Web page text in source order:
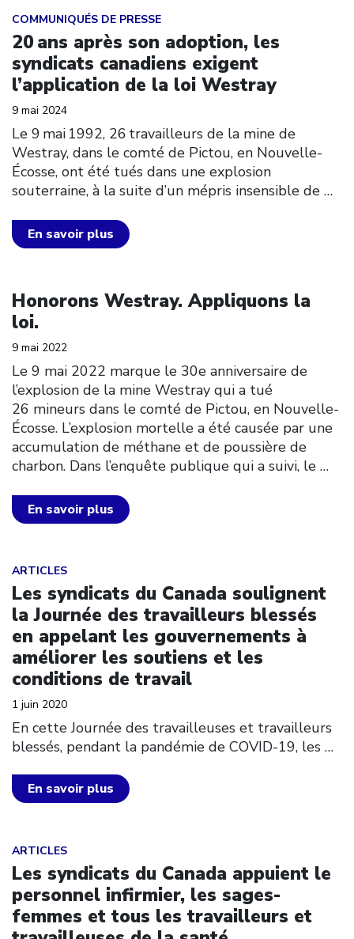
COMMUNIQUÉS DE PRESSE
20 ans après son adoption, les
syndicats canadiens exigent
l’application de la loi Westray
9 mai 2024
Le 9 mai 1992, 26 travailleurs de la mine de
Westray, dans le comté de Pictou, en Nouvelle-
Écosse, ont été tués dans une explosion
souterraine, à la suite d’un mépris insensible de …
En savoir plus
Click to open the link
Honorons Westray. Appliquons la
loi.
9 mai 2022
Le 9 mai 2022 marque le 30e anniversaire de
l’explosion de la mine Westray qui a tué
26 mineurs dans le comté de Pictou, en Nouvelle-
Écosse. L’explosion mortelle a été causée par une
accumulation de méthane et de poussière de
charbon. Dans l’enquête publique qui a suivi, le …
En savoir plus
ARTICLES
Les syndicats du Canada soulignent
la Journée des travailleurs blessés
en appelant les gouvernements à
améliorer les soutiens et les
conditions de travail
1 juin 2020
En cette Journée des travailleuses et travailleurs
blessés, pendant la pandémie de COVID-19, les …
En savoir plus
Click to open the link
ARTICLES
Les syndicats du Canada appuient le
personnel infirmier, les sages-
femmes et tous les travailleurs et